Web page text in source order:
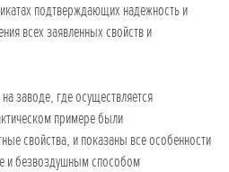
подтверждающих надежность и
всех заявленных свойств и
заводе, где осуществляется
примере были
свойства, и показаны все особенности
и безвоздушным способом